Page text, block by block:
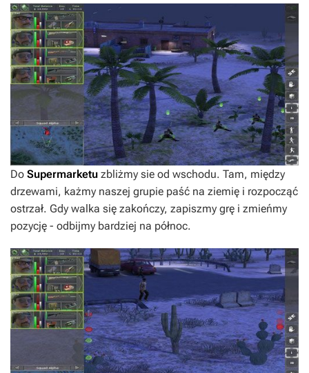
Do Supermarketu zbliżmy sie od wschodu. Tam, między
drzewami, każmy naszej grupie paść na ziemię i rozpocząć
ostrzał. Gdy walka się zakończy, zapiszmy grę i zmieńmy
pozycję - odbijmy bardziej na północ.